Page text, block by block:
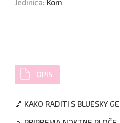
Jedinica: Kom
OPIS
💅 KAKO RADITI S BLUESKY